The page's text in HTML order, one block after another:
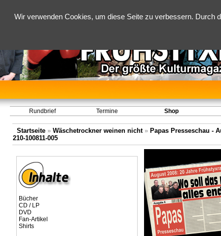
Wir verwenden Cookies, um diese Seite zu verbessern.
Rundbrief Termine Shop
Startseite» Wäschetrockner weinen nicht» Papas Presseschau -
210-100811-005
Bücher
CD / LP
DVD
Fan-Artikel
Shirts